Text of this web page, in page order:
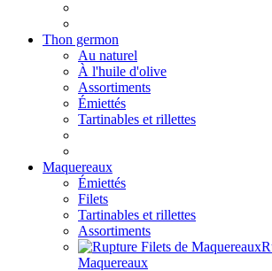
Thon germon
Au naturel
À l'huile d'olive
Assortiments
Émiettés
Tartinables et rillettes
Maquereaux
Émiettés
Filets
Tartinables et rillettes
Assortiments
Maquereaux